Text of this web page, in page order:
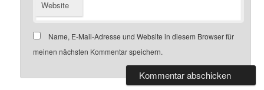
Website
Name, E-Mail-Adresse und Website in diesem Browser für
meinen nächsten Kommentar speichern.